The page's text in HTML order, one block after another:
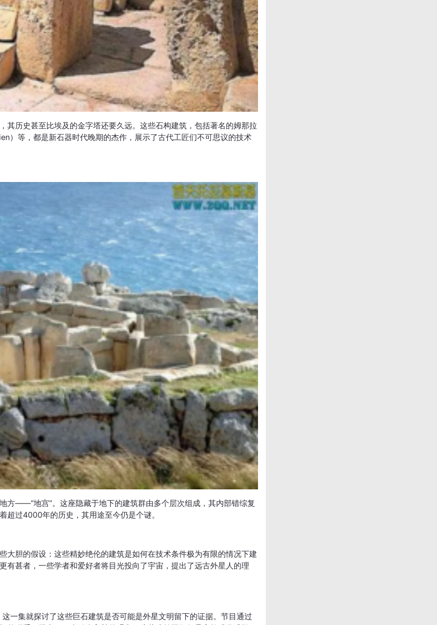
其历史甚至比埃及的金字塔还要久远。这些石构建筑，包括著名的姆那拉
）等，都是新石器时代晚期的杰作，展示了古代工匠们不可思议的技术
方——“地宫”。这座隐藏于地下的建筑群由多个层次组成，其内部错综复
超过4000年的历史，其用途至今仍是个谜。
大胆的假设：这些精妙绝伦的建筑是如何在技术条件极为有限的情况下建
有甚者，一些学者和爱好者将目光投向了宇宙，提出了远古外星人的理
一集就探讨了这些巨石建筑是否可能是外星文明留下的证据。节目通过